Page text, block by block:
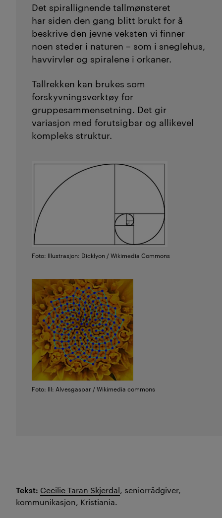
Det spirallignende tallmønsteret
har siden den gang blitt brukt for å
beskrive den jevne veksten vi finner
noen steder i naturen – som i sneglehus,
havvirvler og spiralene i orkaner.
Tallrekken kan brukes som
forskyvningsverktøy for
gruppesammensetning. Det gir
variasjon med forutsigbar og allikevel
kompleks struktur.
Foto: Illustrasjon: Dicklyon / Wikimedia Commons
Foto: Ill: Alvesgaspar / Wikimedia commons
Tekst: Cecilie Taran Skjerdal, seniorrådgiver,
kommunikasjon, Kristiania.